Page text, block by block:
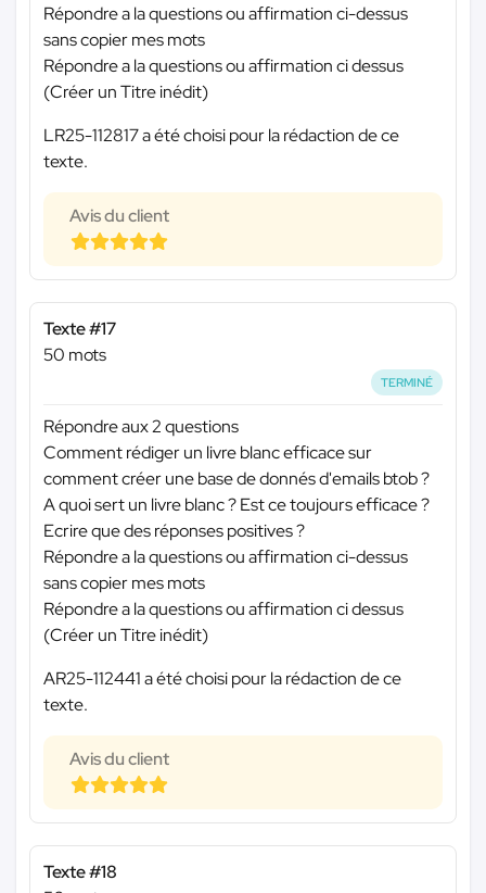
Répondre a la questions ou affirmation ci-dessus
sans copier mes mots
Répondre a la questions ou affirmation ci dessus
(Créer un Titre inédit)
LR25-112817 a été choisi pour la rédaction de ce
texte.
Avis du client
Texte #17
50 mots
TERMINÉ
Répondre aux 2 questions
Comment rédiger un livre blanc efficace sur
comment créer une base de donnés d'emails btob ?
A quoi sert un livre blanc ? Est ce toujours efficace ?
Ecrire que des réponses positives ?
Répondre a la questions ou affirmation ci-dessus
sans copier mes mots
Répondre a la questions ou affirmation ci dessus
(Créer un Titre inédit)
AR25-112441 a été choisi pour la rédaction de ce
texte.
Avis du client
Texte #18